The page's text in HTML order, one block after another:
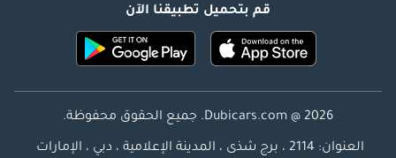
قم بتحميل تطبيقنا الآن
Dubicars.com @ 2026. جميع الحقوق محفوظة.
العنوان: 2114 ، برج شذى ، المدينة الإعلامية ، دبي ، الإمارات